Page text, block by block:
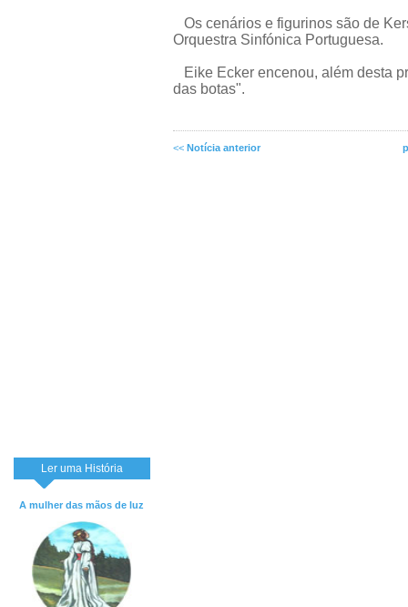
Ler uma História
A mulher das mãos de luz
Os cenários e figurinos são de
Orquestra Sinfónica Portuguesa.
Eike Ecker encenou, além desta
das botas".
<< Notícia anterior